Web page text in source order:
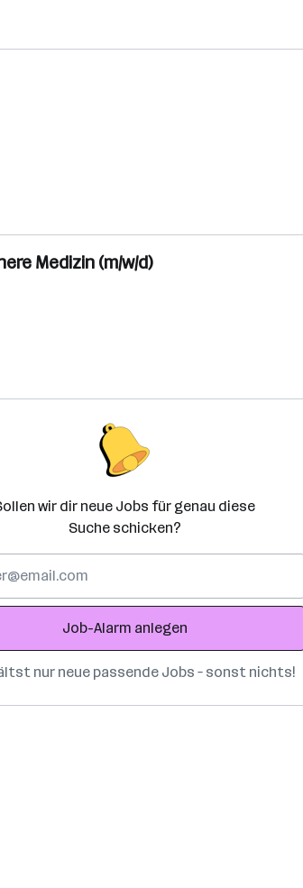
Medizin (m/w/d)
wir dir neue Jobs für genau diese
Suche schicken?
Job-Alarm anlegen
nur neue passende Jobs – sonst nichts!